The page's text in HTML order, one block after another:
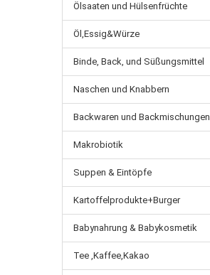
Ölsaaten und Hülsenfrüchte
Öl,Essig&Würze
Binde, Back, und Süßungsmittel
Naschen und Knabbern
Backwaren und Backmischungen
Makrobiotik
Suppen & Eintöpfe
Kartoffelprodukte+Burger
Babynahrung & Babykosmetik
Tee ,Kaffee,Kakao